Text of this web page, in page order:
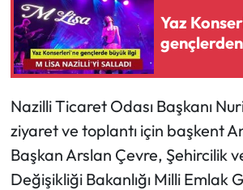
Yaz
Nazilli Ticaret Odası Başkanı
ziyaret ve toplantı için başkent
Başkan Arslan Çevre, Şehircilik
Değişikliği Bakanlığı Milli Emlak